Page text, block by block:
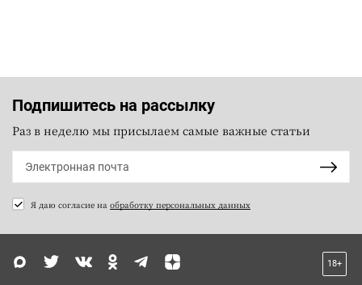
Подпишитесь на рассылку
Раз в неделю мы присылаем самые важные статьи
Я даю согласие на обработку персональных данных
18+